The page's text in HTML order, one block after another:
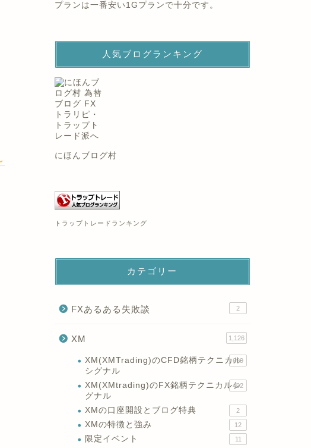
プランは一番安い1Gプランで十分です。
人気ブログランキング
にほんブログ村
トラップトレードランキング
カテゴリー
FXあるある失敗談 2
XM 1,126
XM(XMTrading)のCFD銘柄テクニカル
シグナル
699
XM(XMtrading)のFX銘柄テクニカルシ
グナル
402
XMの口座開設とブログ特典 2
XMの特徴と強み 12
限定イベント 11